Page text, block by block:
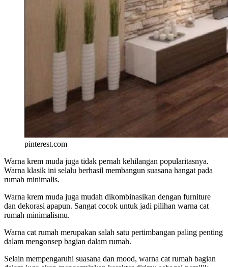
pinterest.com
Warna krem muda juga tidak pernah kehilangan popularitasnya.
Warna klasik ini selalu berhasil membangun suasana hangat pada
rumah minimalis.
Warna krem muda juga mudah dikombinasikan dengan furniture
dan dekorasi apapun. Sangat cocok untuk jadi pilihan warna cat
rumah minimalismu.
Warna cat rumah merupakan salah satu pertimbangan paling penting
dalam mengonsep bagian dalam rumah.
Selain mempengaruhi suasana dan mood, warna cat rumah bagian